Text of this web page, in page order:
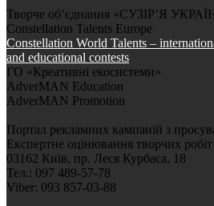
Творче об’єднання «СУЗІР’Я
Constellation Talents Europe
Constellation World Talents –
and educational contests
ГО «Креативні екосистеми»
AdverMAN Education
AdverMAN Promotion
Портал рекламних кампаній з
Експертне оцінювання творчих робіт
03162 Київ, пр. Леся Курбаса, 18
Тел.: 097 489-57-78
Viber: 093 857-03-88